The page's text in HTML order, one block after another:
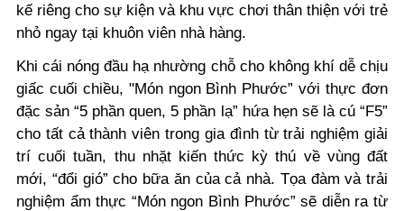
kế riêng cho sự kiện và khu vực chơi thân thiện với trẻ
nhỏ ngay tại khuôn viên nhà hàng.
Khi cái nóng đầu hạ nhường chỗ cho không khí dễ chịu
giấc cuối chiều, "Món ngon Bình Phước” với thực đơn
đặc sản “5 phần quen, 5 phần lạ” hứa hẹn sẽ là cú “F5”
cho tất cả thành viên trong gia đình từ trải nghiệm giải
trí cuối tuần, thu nhặt kiến thức kỳ thú về vùng đất
mới, “đổi gió” cho bữa ăn của cả nhà. Tọa đàm và trải
nghiệm ẩm thực “Món ngon Bình Phước” sẽ diễn ra từ